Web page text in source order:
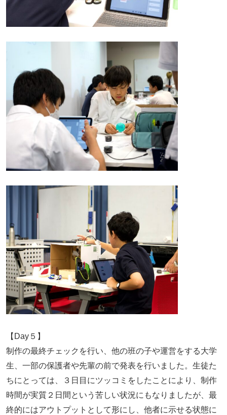
【Day５】
制作の最終チェックを行い、他の班の子や運営をする大学
生、一部の保護者や先輩の前で発表を行いました。生徒た
ちにとっては、３日目にツッコミをしたことにより、制作
時間が実質２日間という苦しい状況にもなりましたが、最
終的にはアウトプットとして形にし、他者に示せる状態に